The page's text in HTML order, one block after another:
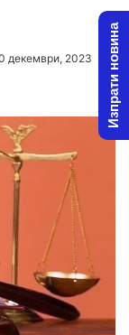
декември, 2023 Изпрати новина